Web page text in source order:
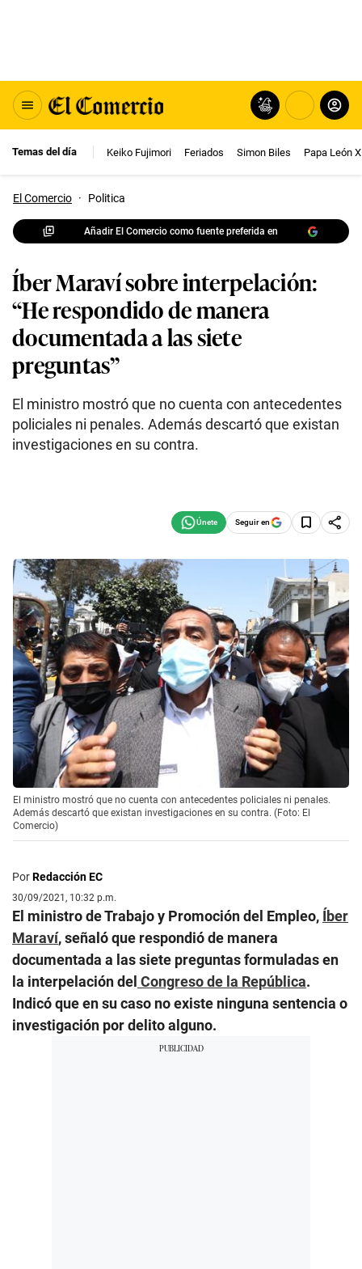
Temas del día Keiko Fujimori Feriados Simon Biles Papa León
El Comercio · Politica
Añadir El Comercio como fuente preferida en
Íber Maraví sobre interpelación:
“He respondido de manera
documentada a las siete
preguntas”
El ministro mostró que no cuenta con antecedentes
policiales ni penales. Además descartó que existan
investigaciones en su contra.
Seguir en
El ministro mostró que no cuenta con antecedentes policiales ni penales.
Además descartó que existan investigaciones en su contra. (Foto: El
Comercio)
PorRedacción EC
30/09/2021, 10:32 p.m.
El ministro de Trabajo y Promoción del Empleo, Íber
Maraví, señaló que respondió de manera
documentada a las siete preguntas formuladas en
la interpelación del Congreso de la República.
Indicó que en su caso no existe ninguna sentencia o
investigación por delito alguno.